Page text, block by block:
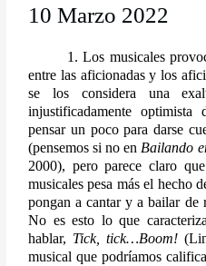
10 Marzo 2022
entre las aficionadas y los
se los considera una
injustificadamente
pensar un poco para darse
(pensemos si no en Bailando
2000), pero parece claro
musicales pesa más el hecho
pongan a cantar y a bailar de
No es esto lo que
hablar, Tick, tick…Boom!
musical que podríamos